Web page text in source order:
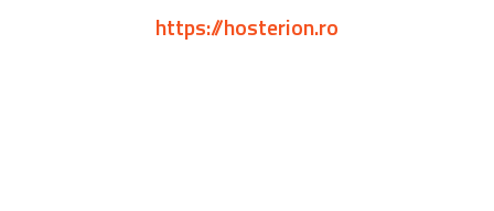
https://hosterion.ro